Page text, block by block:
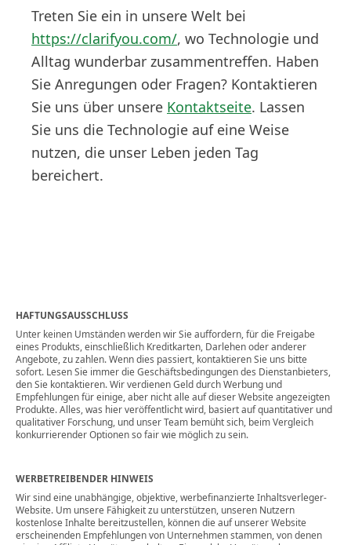
Treten Sie ein in unsere Welt bei
https://clarifyou.com/, wo Technologie und
Alltag wunderbar zusammentreffen. Haben
Sie Anregungen oder Fragen? Kontaktieren
Sie uns über unsere Kontaktseite. Lassen
Sie uns die Technologie auf eine Weise
nutzen, die unser Leben jeden Tag
bereichert.
HAFTUNGSAUSSCHLUSS
Unter keinen Umständen werden wir Sie auffordern, für die Freigabe
eines Produkts, einschließlich Kreditkarten, Darlehen oder anderer
Angebote, zu zahlen. Wenn dies passiert, kontaktieren Sie uns bitte
sofort. Lesen Sie immer die Geschäftsbedingungen des Dienstanbieters,
den Sie kontaktieren. Wir verdienen Geld durch Werbung und
Empfehlungen für einige, aber nicht alle auf dieser Website angezeigten
Produkte. Alles, was hier veröffentlicht wird, basiert auf quantitativer und
qualitativer Forschung, und unser Team bemüht sich, beim Vergleich
konkurrierender Optionen so fair wie möglich zu sein.
WERBETREIBENDER HINWEIS
Wir sind eine unabhängige, objektive, werbefinanzierte Inhaltsverleger-
Website. Um unsere Fähigkeit zu unterstützen, unseren Nutzern
kostenlose Inhalte bereitzustellen, können die auf unserer Website
erscheinenden Empfehlungen von Unternehmen stammen, von denen